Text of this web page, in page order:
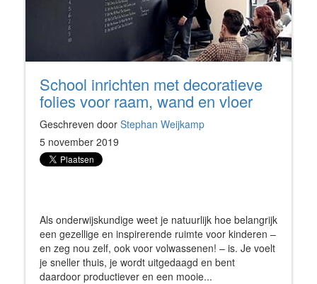
School inrichten met decoratieve
folies voor raam, wand en vloer
Geschreven door Stephan Weijkamp
5 november 2019
Als onderwijskundige weet je natuurlijk hoe belangrijk
een gezellige en inspirerende ruimte voor kinderen –
en zeg nou zelf, ook voor volwassenen! – is. Je voelt
je sneller thuis, je wordt uitgedaagd en bent
daardoor productiever en een mooie...